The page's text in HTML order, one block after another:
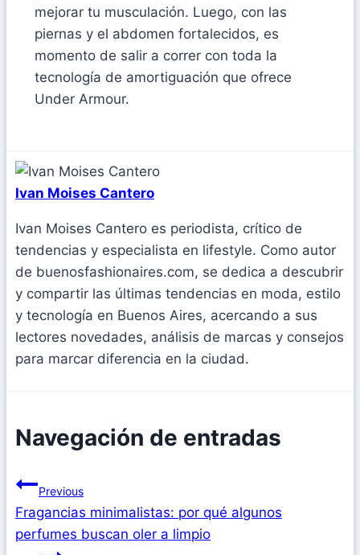
mejorar tu musculación. Luego, con las
piernas y el abdomen fortalecidos, es
momento de salir a correr con toda la
tecnología de amortiguación que ofrece
Under Armour.
Ivan Moises Cantero
Ivan Moises Cantero es periodista, crítico de
tendencias y especialista en lifestyle. Como autor
de buenosfashionaires.com, se dedica a descubrir
y compartir las últimas tendencias en moda, estilo
y tecnología en Buenos Aires, acercando a sus
lectores novedades, análisis de marcas y consejos
para marcar diferencia en la ciudad.
Navegación de entradas
Previous
Fragancias minimalistas: por qué algunos
perfumes buscan oler a limpio